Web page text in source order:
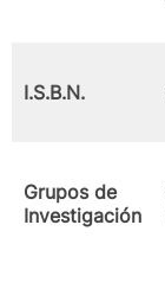
I.S.B.N.
Grupos de
Investigación